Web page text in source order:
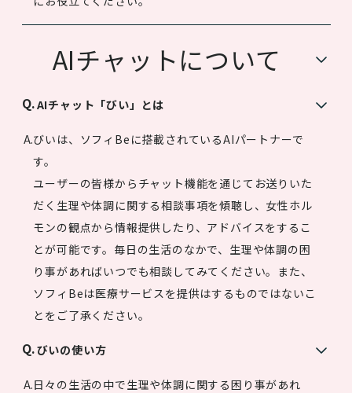
AIチャットについて
AIチャット「びい」とは
びいは、ソフィBeに搭載されているAIパートナーで
す。
ユーザーの皆様からチャット機能を通じてお送りいた
だく生理や体調に関する相談事項を傾聴し、女性ホル
モンの観点から情報提供したり、アドバイスをするこ
とが可能です。毎日の生活のなかで、生理や体調の困
り事があればいつでも相談してみてください。また、
ソフィBeは医療サービスを提供はするものではないこ
とをご了承ください。
びいの使い方
日々の生活の中で生理や体調に関する困り事があれ